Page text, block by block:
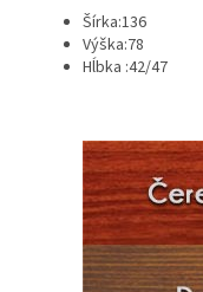
Šírka:136
Výška:78
Hĺbka :42/47